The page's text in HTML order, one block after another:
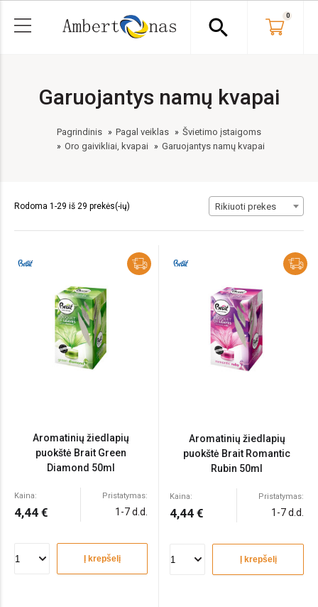
search 0
Garuojantys namų kvapai
Pagrindinis Pagal veiklas
Švietimo įstaigoms
Oro gaivikliai, kvapai
Garuojantys namų kvapai
Rodoma 1-29 iš 29 prekės(-ių) Rikiuoti prekes
Aromatinių žiedlapių
puokštė Brait Green
Diamond 50ml
Kaina:
4,44 €
Pristatymas:
1-7 d.d.
Į krepšelį
Aromatinių žiedlapių
puokštė Brait Romantic
Rubin 50ml
Kaina:
4,44 €
Pristatymas:
1-7 d.d.
Į krepšelį